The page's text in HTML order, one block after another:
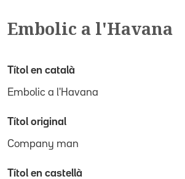
Embolic a l'Havana
Títol en català
Embolic a l'Havana
Títol original
Company man
Títol en castellà